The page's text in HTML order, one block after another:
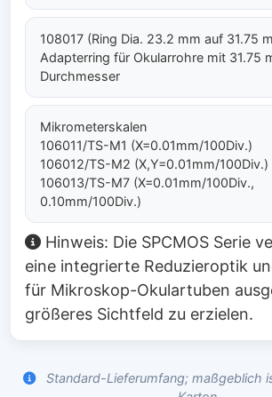
108017 (Ring Dia. 23.2 mm auf 31.75
Adapterring für Okularrohre mit 31.75
Durchmesser
Mikrometerskalen
106011/TS-M1 (X=0.01mm/100Div.)
106012/TS-M2 (X,Y=0.01mm/100Div.)
106013/TS-M7 (X=0.01mm/100Div.,
0.10mm/100Div.)
Hinweis: Die SPCMOS Serie
eine integrierte Reduzieroptik
für Mikroskop-Okulartuben
größeres Sichtfeld zu erzielen.
Standard-Lieferumfang; maßgeblich